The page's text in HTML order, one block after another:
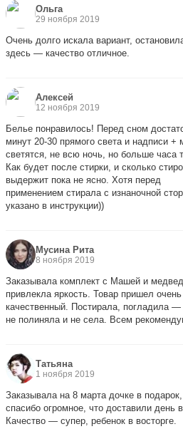
Ольга
29 ноября 2019
Очень долго искала вариант,
здесь — качество отличное.
Алексей
12 ноября 2019
Белье понравилось! Перед сном
минут 20-30 прямого света и надписи +
светятся, не всю ночь, но больше часа
Как будет после стирки, и сколько
выдержит пока не ясно. Хотя перед
применением стирала с изнаночной
указано в инструкции))
Мусина Рита
8 ноября 2019
Заказывала комплект с Машей и
привлекла яркость. Товар пришел очень
качественный. Постирала, погладила —
не полиняла и не села. Всем
Татьяна
1 ноября 2019
Заказывала на 8 марта дочке в подарок,
спасибо огромное, что доставили день
Качество — супер, ребенок в восторге.